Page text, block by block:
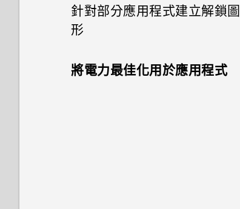
針對部分應用程式建立解鎖圖
形
將電力最佳化用於應用程式